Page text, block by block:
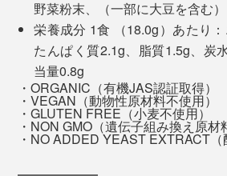
間20時間
エアードライ（熱風乾燥）は熱風
8〜20時間
レトルト処理は省略
※表は「フリーズドライ食品入門」山根清孝著 日
した。
野菜粉末、（一部に大豆を含む）
栄養成分 1食 （18.0g）あたり：
たんぱく質2.1g、脂質1.5g、炭
当量0.8g
・ORGANIC（有機JAS認証取得）
・VEGAN（動物性原材料不使用）
・GLUTEN FREE（小麦不使用）
・NON GMO（遺伝子組み換え原材
・NO ADDED YEAST EXTRACT（